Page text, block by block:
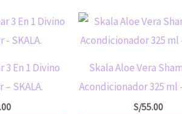
3 En 1 Divino
– SKALA.
Skala Aloe Vera
Acondicionador 325 ml
S/55.00